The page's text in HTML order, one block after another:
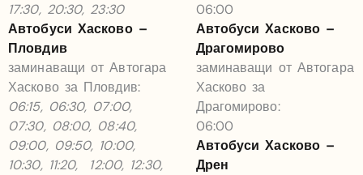
17:30, 20:30, 23:30
Автобуси Хасково –
Пловдив
заминаващи от Автогара
Хасково за Пловдив:
06:15, 06:30, 07:00,
07:30, 08:00, 08:40,
09:00, 09:50, 10:00,
10:30, 11:20, 12:00, 12:30,
06:00
Автобуси Хасково –
Драгомирово
заминаващи от Автогара
Хасково за
Драгомирово:
06:00
Автобуси Хасково –
Дрен